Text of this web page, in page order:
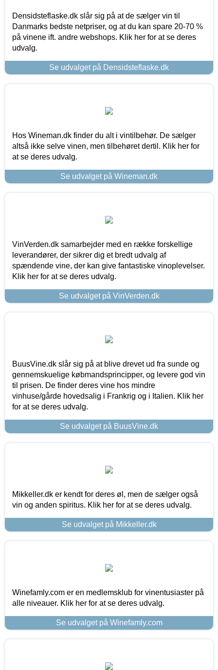
Densidsteflaske.dk slår sig på at de sælger vin til
Danmarks bedste netpriser, og at du kan spare 20-70 %
på vinene ift. andre webshops. Klik her for at se deres
udvalg.
Se udvalget på Densidsteflaske.dk
Hos Wineman.dk finder du alt i vintilbehør. De sælger
altså ikke selve vinen, men tilbehøret dertil. Klik her for
at se deres udvalg.
Se udvalget på Wineman.dk
VinVerden.dk samarbejder med en række forskellige
leverandører, der sikrer dig et bredt udvalg af
spændende vine, der kan give fantastiske vinoplevelser.
Klik her for at se deres udvalg.
Se udvalget på VinVerden.dk
BuusVine.dk slår sig på at blive drevet ud fra sunde og
gennemskuelige købmandsprincipper, og levere god vin
til prisen. De finder deres vine hos mindre
vinhuse/gårde hovedsalig i Frankrig og i Italien. Klik her
for at se deres udvalg.
Se udvalget på BuusVine.dk
Mikkeller.dk er kendt for deres øl, men de sælger også
vin og anden spiritus. Klik her for at se deres udvalg.
Se udvalget på Mikkeller.dk
Winefamly.com er en medlemsklub for vinentusiaster på
alle niveauer. Klik her for at se deres udvalg.
Se udvalget på Winefamly.com